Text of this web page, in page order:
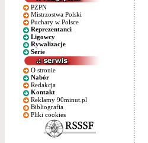
PZPN
Mistrzostwa Polski
Puchary w Polsce
Reprezentanci
Ligowcy
Rywalizacje
Serie
O stronie
Nabór
Redakcja
Kontakt
Reklamy 90minut.pl
Bibliografia
Pliki cookies